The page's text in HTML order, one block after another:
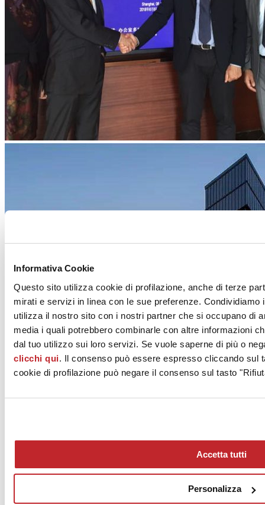
Informativa Cookie
Questo sito utilizza cookie di profilazione, anche di terze
mirati e servizi in linea con le sue preferenze.
utilizza il nostro sito con i nostri partner che si occupano di
media i quali potrebbero combinarle con altre informazioni
dal tuo utilizzo sui loro servizi. Se vuole saperne di più o
clicchi qui. Il consenso può essere espresso cliccando sul
cookie di profilazione può negare il consenso sul tasto
Accetta tutti
Personalizza